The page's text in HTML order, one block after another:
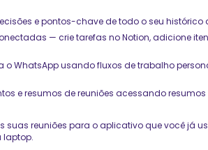
e pontos-chave de todo o seu
— crie tarefas no Notion, adicione
o WhatsApp usando fluxos de trabalho
e resumos de reuniões acessando
suas reuniões para o aplicativo que você já
laptop.